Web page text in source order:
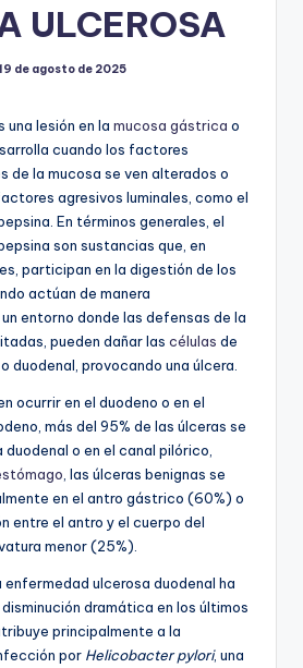
ULCEROSA
de agosto de 2025
una lesión en la mucosa gástrica o
cuando los factores
de la mucosa se ven alterados o
agresivos luminales, como el
En términos generales, el
son sustancias que, en
participan en la digestión de los
actúan de manera
entorno donde las defensas de la
pueden dañar las células de
o duodenal, provocando una úlcera.
ocurrir en el duodeno o en el
más del 95% de las úlceras se
o en el canal pilórico,
, las úlceras benignas se
en el antro gástrico (60%) o
entre el antro y el cuerpo del
menor (25%).
enfermedad ulcerosa duodenal ha
dramática en los últimos
principalmente a la
por Helicobacter pylori, una